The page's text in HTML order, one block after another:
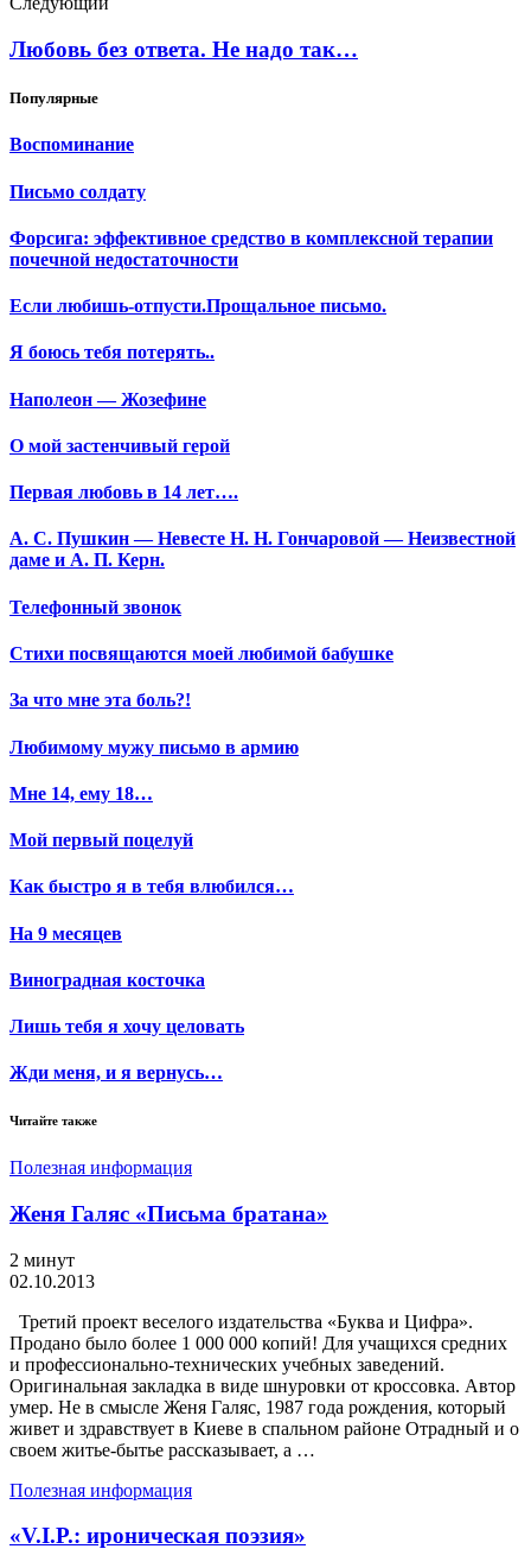
Любовь без ответа. Не надо так…
Популярные
Воспоминание
Письмо солдату
Форсига: эффективное средство в комплексной терапии
почечной недостаточности
Если любишь-отпусти.Прощальное письмо.
Я боюсь тебя потерять..
Наполеон — Жозефине
О мой застенчивый герой
Первая любовь в 14 лет….
А. С. Пушкин — Невесте Н. Н. Гончаровой — Неизвестной
даме и А. П. Керн.
Телефонный звонок
Стихи посвящаются моей любимой бабушке
За что мне эта боль?!
Любимому мужу письмо в армию
Мне 14, ему 18…
Мой первый поцелуй
Как быстро я в тебя влюбился…
На 9 месяцев
Виноградная косточка
Лишь тебя я хочу целовать
Жди меня, и я вернусь…
Читайте также
Полезная информация
Женя Галяс «Письма братана»
2 минут
02.10.2013
Третий проект веселого издательства «Буква и Цифра».
Продано было более 1 000 000 копий! Для учащихся средних
и профессионально-технических учебных заведений.
Оригинальная закладка в виде шнуровки от кроссовка. Автор
умер. Не в смысле Женя Галяс, 1987 года рождения, который
живет и здравствует в Киеве в спальном районе Отрадный и о
своем житье-бытье рассказывает, а …
Полезная информация
«V.I.P.: ироническая поэзия»